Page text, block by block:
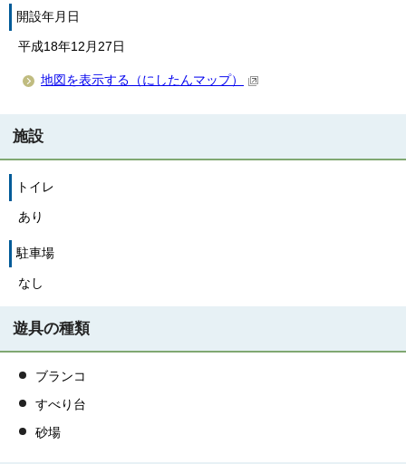
開設年月日
平成18年12月27日
地図を表示する（にしたんマップ）
施設
トイレ
あり
駐車場
なし
遊具の種類
ブランコ
すべり台
砂場